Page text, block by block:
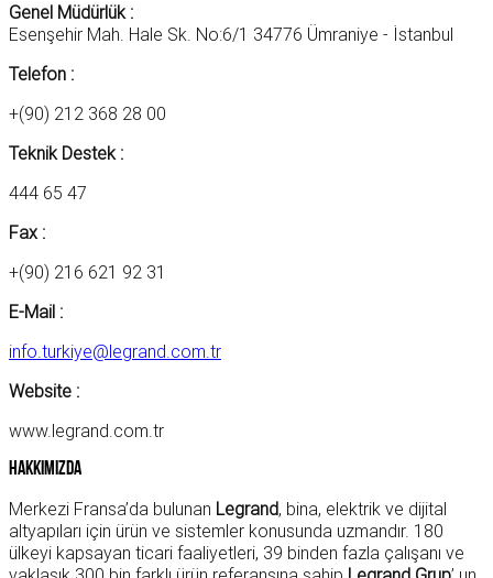
Genel Müdürlük :
Esenşehir Mah. Hale Sk. No:6/1 34776 Ümraniye - İstanbul
Telefon :
+(90) 212 368 28 00
Teknik Destek :
444 65 47
Fax :
+(90) 216 621 92 31
E-Mail :
info.turkiye@legrand.com.tr
Website :
www.legrand.com.tr
Hakkımızda
Merkezi Fransa’da bulunan Legrand, bina, elektrik ve dijital
altyapıları için ürün ve sistemler konusunda uzmandır. 180
ülkeyi kapsayan ticari faaliyetleri, 39 binden fazla çalışanı ve